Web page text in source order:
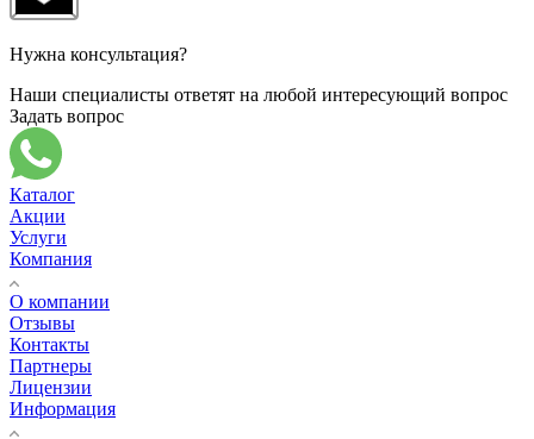
Нужна консультация?
Наши специалисты ответят на любой интересующий вопрос
Задать вопрос
Каталог
Акции
Услуги
Компания
О компании
Отзывы
Контакты
Партнеры
Лицензии
Информация